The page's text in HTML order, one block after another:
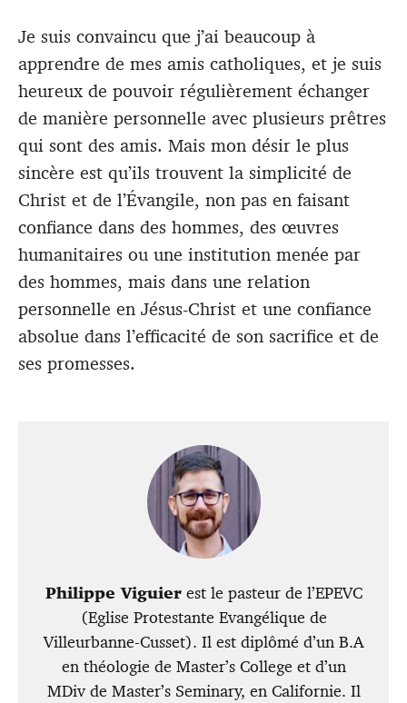
Je suis convaincu que j’ai beaucoup à
apprendre de mes amis catholiques, et je suis
heureux de pouvoir régulièrement échanger
de manière personnelle avec plusieurs prêtres
qui sont des amis. Mais mon désir le plus
sincère est qu’ils trouvent la simplicité de
Christ et de l’Évangile, non pas en faisant
confiance dans des hommes, des œuvres
humanitaires ou une institution menée par
des hommes, mais dans une relation
personnelle en Jésus-Christ et une confiance
absolue dans l’efficacité de son sacrifice et de
ses promesses.
Philippe Viguierest le pasteur de l’EPEVC
(Eglise Protestante Evangélique de
Villeurbanne-Cusset). Il est diplômé d’un B.A
en théologie de Master’s College et d’un
MDiv de Master’s Seminary, en Californie. Il